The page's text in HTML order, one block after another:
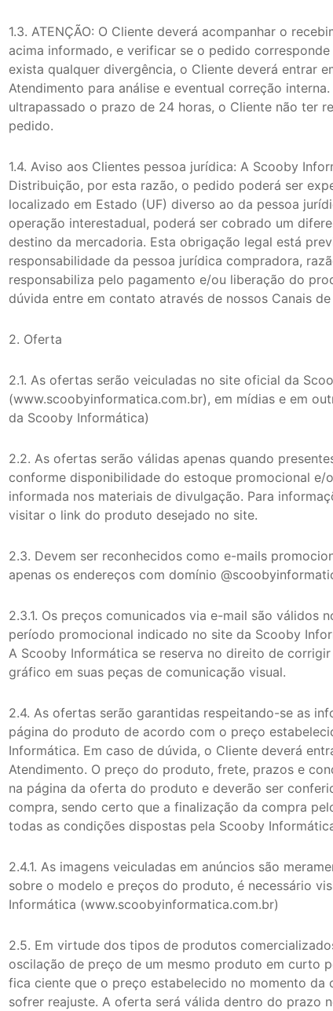
1.3. ATENÇÃO: O Cliente deverá acompanhar o
acima informado, e verificar se o pedido
exista qualquer divergência, o Cliente deverá entrar
Atendimento para análise e eventual correção
ultrapassado o prazo de 24 horas, o Cliente não ter
pedido.
1.4. Aviso aos Clientes pessoa jurídica: A Scooby
Distribuição, por esta razão, o pedido poderá ser
localizado em Estado (UF) diverso ao da pessoa
operação interestadual, poderá ser cobrado um
destino da mercadoria. Esta obrigação legal está
responsabilidade da pessoa jurídica compradora,
responsabiliza pelo pagamento e/ou liberação do
dúvida entre em contato através de nossos Canais
2. Oferta
2.1. As ofertas serão veiculadas no site oficial da
(www.scoobyinformatica.com.br), em mídias e em
da Scooby Informática)
2.2. As ofertas serão válidas apenas quando
conforme disponibilidade do estoque promocional e/
informada nos materiais de divulgação. Para
visitar o link do produto desejado no site.
2.3. Devem ser reconhecidos como e-mails
apenas os endereços com domínio
2.3.1. Os preços comunicados via e-mail são válidos
período promocional indicado no site da Scooby
A Scooby Informática se reserva no direito de
gráfico em suas peças de comunicação visual.
2.4. As ofertas serão garantidas respeitando-se as
página do produto de acordo com o preço
Informática. Em caso de dúvida, o Cliente deverá
Atendimento. O preço do produto, frete, prazos e
na página da oferta do produto e deverão ser
compra, sendo certo que a finalização da compra
todas as condições dispostas pela Scooby
2.4.1. As imagens veiculadas em anúncios são
sobre o modelo e preços do produto, é necessário
Informática (www.scoobyinformatica.com.br)
2.5. Em virtude dos tipos de produtos
oscilação de preço de um mesmo produto em curto
fica ciente que o preço estabelecido no momento da
sofrer reajuste. A oferta será válida dentro do prazo